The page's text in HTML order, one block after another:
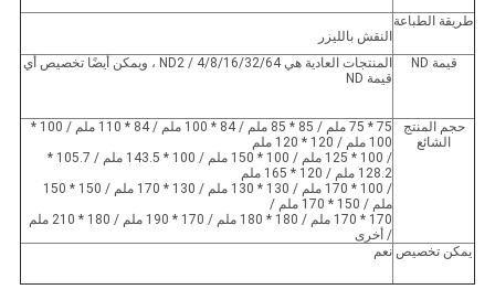
طريقة الطباعة
النقش بالليزر
قيمة ND
المنتجات العادية هي ND2 / 4/8/16/32/64 ، ويمكن أيضًا تخصيص أي
قيمة ND
حجم المنتج
الشائع
75 * 75 ملم / 85 * 85 ملم / 84 * 100 ملم / 84 * 110 ملم / 100 *
100 ملم / 120 * 120 ملم
/ 100 * 125 ملم / 100 * 150 ملم / 100 * 143.5 ملم / 105.7 *
128.2 ملم / 120 * 165 ملم
/ 100 * 170 ملم / 130 * 130 ملم / 130 * 170 ملم / 150 * 150
ملم / 150 * 170 ملم /
170 * 170 ملم / 180 * 180 ملم / 170 * 190 ملم / 180 * 210 ملم
/ أخرى
يمكن تخصيص نعم